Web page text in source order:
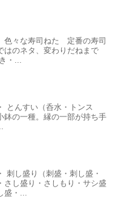
々な寿司ねた 定番の寿司
はのネタ、変わりだねまで
・...
とんすい（呑水・トンス
鉢の一種。縁の一部が持ち手
刺し盛り（刺盛・刺し盛・
さし盛り・さしもり・サシ盛
・...